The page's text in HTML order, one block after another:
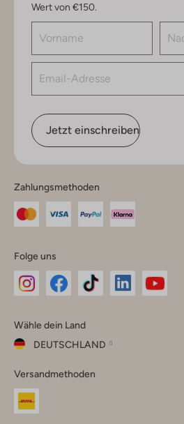
Wert von €150.
Jetzt einschreiben
Zahlungsmethoden
Folge uns
Instagram
Facebook
TikTok
Wähle dein Land
DEUTSCHLAND
dein
Land
Versandmethoden